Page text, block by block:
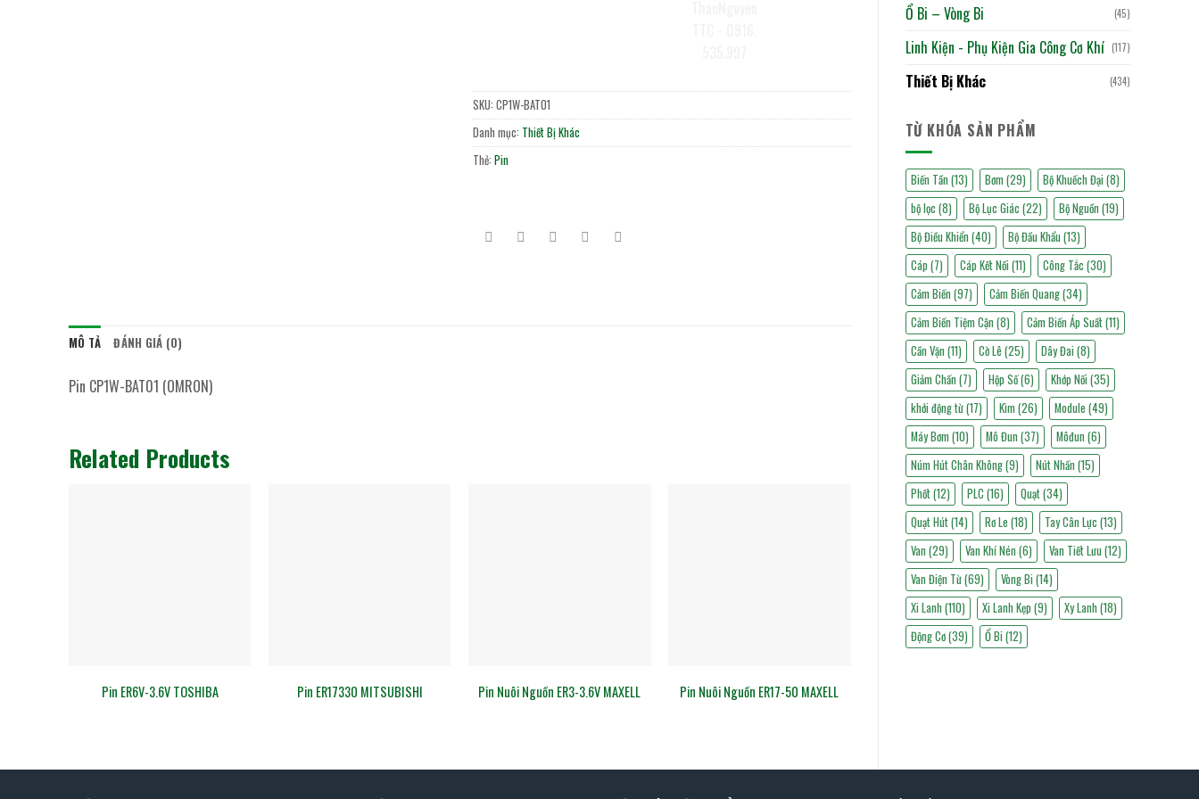
Ổ Bi – Vòng Bi (45)
Linh Kiện - Phụ Kiện Gia Công Cơ Khí (117)
Thiết Bị Khác (434)
TỪ KHÓA SẢN PHẨM
Biến Tần (13) Bơm (29) Bộ Khuếch Đại (8)
bộ lọc (8) Bộ Lục Giác (22) Bộ Nguồn (19)
Bộ Điều Khiển (40) Bộ Đầu Khẩu (13)
Cáp (7) Cáp Kết Nối (11) Công Tắc (30)
Cảm Biến (97) Cảm Biến Quang(34)
Cảm Biến Tiệm Cận (8) Cảm Biến Áp Suất(11)
Cần Vặn (11) Cờ Lê (25) Dây Đai (8)
Giảm Chấn (7) Hộp Số(6) Khớp Nối (35)
khởi động từ(17) Kìm (26) Module (49)
Máy Bơm (10) Mô Đun (37) Môđun (6)
Núm Hút Chân Không(9) Nút Nhấn (15)
Phốt(12) PLC (16) Quạt(34)
Quạt Hút(14) Rơ Le (18) Tay Cân Lực (13)
Van (29) Van Khí Nén (6) Van Tiết Lưu (12)
Van Điện Từ(69) Vòng Bi (14)
Xi Lanh (110) Xi Lanh Kẹp (9) Xy Lanh (18)
Động Cơ(39) Ổ Bi (12)
SKU:CP1W-BAT01
Danh mục: Thiết Bị Khác
Thẻ:Pin
MÔ TẢ ĐÁNH GIÁ (0)
Pin CP1W-BAT01 (OMRON)
Related Products
Pin ER6V-3.6V TOSHIBA Pin ER17330 MITSUBISHI Pin Nuôi Nguồn ER3-3.6V MAXELL Pin Nuôi Nguồn ER17-50 MAXELL